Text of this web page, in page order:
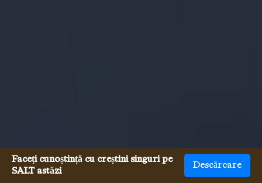
Faceți cunoștință cu creștini singuri pe
SALT astăzi
Descărcare